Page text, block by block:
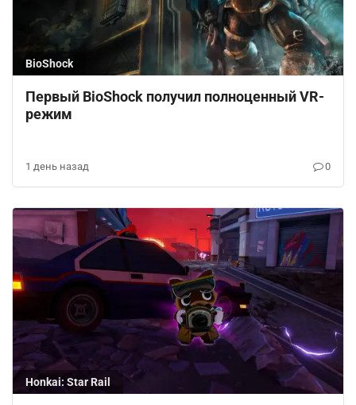
BioShock
Первый BioShock получил полноценный VR-
режим
1 день назад 0
Honkai: Star Rail